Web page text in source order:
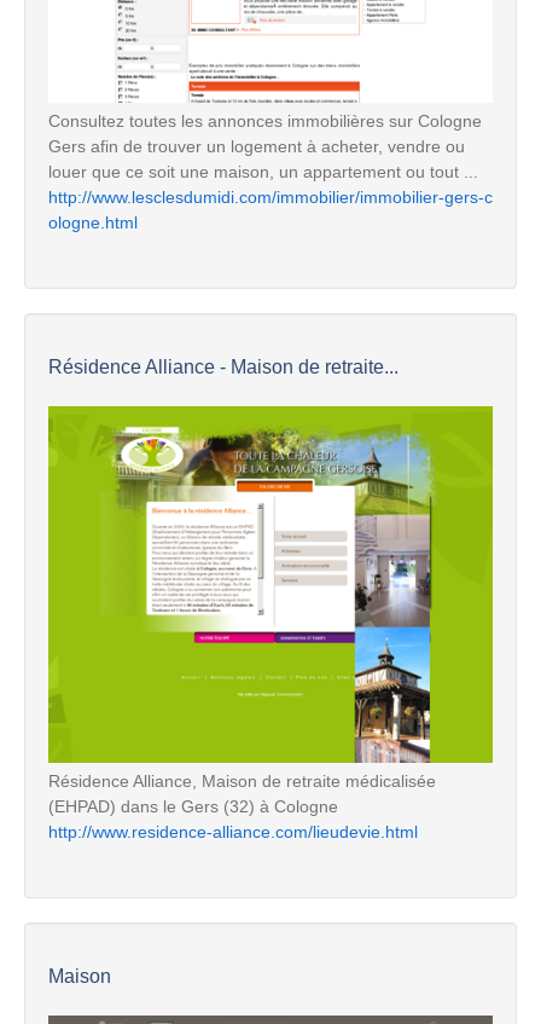
Consultez toutes les annonces immobilières sur Cologne
Gers afin de trouver un logement à acheter, vendre ou
louer que ce soit une maison, un appartement ou tout ...
http://www.lesclesdumidi.com/immobilier/immobilier-gers-c
ologne.html
Résidence Alliance - Maison de retraite...
Résidence Alliance, Maison de retraite médicalisée
(EHPAD) dans le Gers (32) à Cologne
http://www.residence-alliance.com/lieudevie.html
Maison